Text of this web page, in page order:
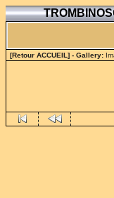
[Retour ACCUEIL] - Gallery: